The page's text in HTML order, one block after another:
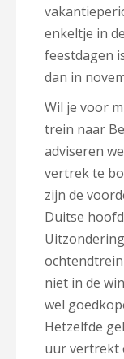
enkeltje in
feestdagen
dan in
Wil je voor
trein naar
adviseren
vertrek te
zijn de
Duitse
niet in de
wel
Hetzelfde
uur vertrekt